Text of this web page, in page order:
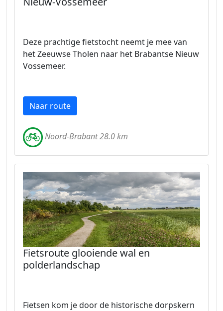
Deze prachtige fietstocht neemt je mee van
het Zeeuwse Tholen naar het Brabantse Nieuw
Vossemeer.
Naar route
Noord-Brabant 28.0 km
Fietsroute glooiende wal en
polderlandschap
Fietsen kom je door de historische dorpskern